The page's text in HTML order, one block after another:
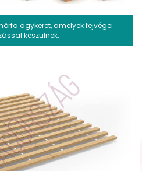
ágykeret, amelyek fejvégei
készülnek.